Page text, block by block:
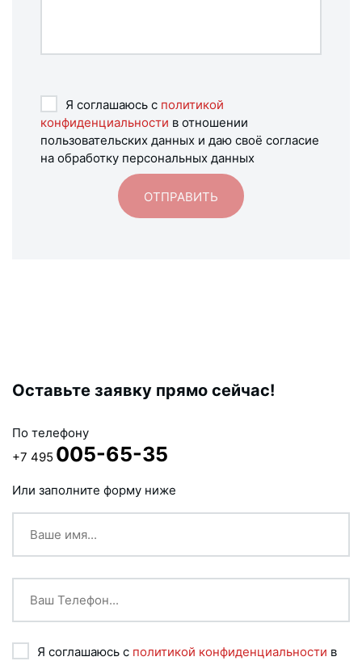
Я соглашаюсь с политикой
конфиденциальности в отношении
пользовательских данных и даю своё согласие
на обработку персональных данных
Оставьте заявку прямо сейчас!
По телефону
+7 495 005-65-35
Или заполните форму ниже
Я соглашаюсь с политикой конфиденциальности в